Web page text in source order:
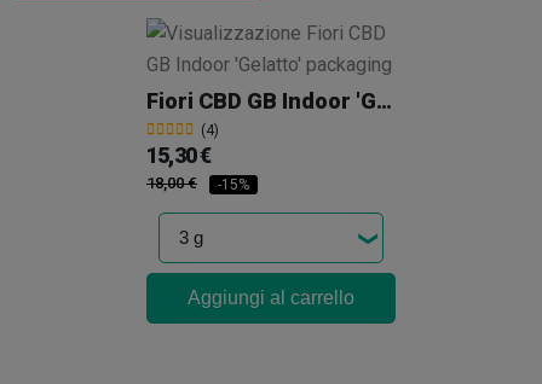
Fiori CBD GB Indoor 'Gelatto'
(4)
15,30 €
18,00 € -15%
Aggiungi al carrello